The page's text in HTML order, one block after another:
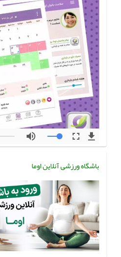
باشگاه ورزشی آنلاین اوما